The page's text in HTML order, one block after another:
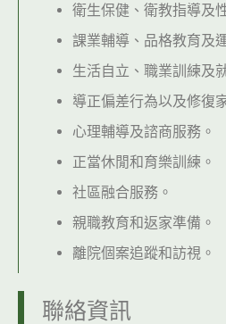
衛生保健、衛教指導及
課業輔導、品格教育及
生活自立、職業訓練及
導正偏差行為以及修復
心理輔導及諮商服務。
正當休閒和育樂訓練。
社區融合服務。
親職教育和返家準備。
離院個案追蹤和訪視。
聯絡資訊